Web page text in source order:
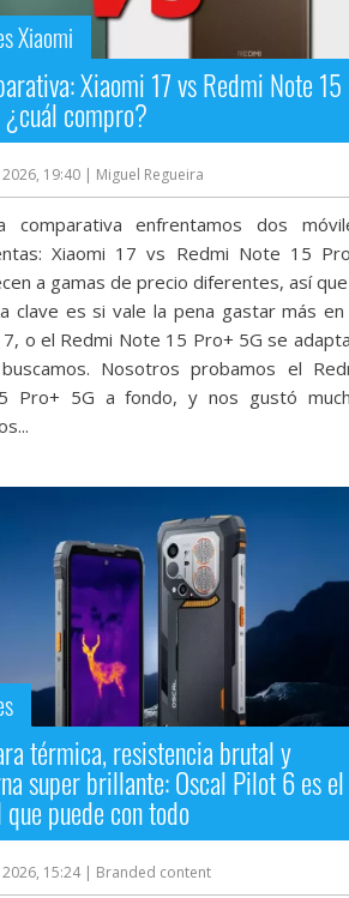
Xiaomi
Xiaomi 17 vs Redmi Note 15
¿cuál compro?
19:40 | Miguel Regueira
comparativa enfrentamos dos
Xiaomi 17 vs Redmi Note 15
a gamas de precio diferentes, así
clave es si vale la pena gastar más en
o el Redmi Note 15 Pro+ 5G se
Nosotros probamos el
Pro+ 5G‎ a fondo, y nos gustó
térmica, resistencia brutal y
super brillante: Oscal Pilot 6 es el
puede con todo
15:24 | Branded content